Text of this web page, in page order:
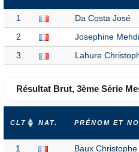
1 Da Costa José
2 Josephine Mehdi
3 Lahure
Résultat Brut, 3ème Série
CLT NAT. PRÉNOM ET
1 Baux Christophe